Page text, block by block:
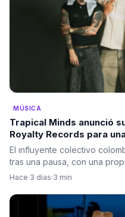
MÚSICA
Trapical Minds anunció
Royalty Records para
urbana
El influyente colectivo
tras una pausa, con una
Hace 3 días·3 min